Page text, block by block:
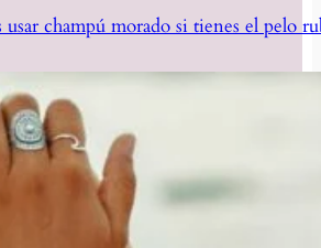
usar champú morado si tienes el pelo